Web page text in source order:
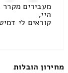
מעבירים מקרר
היי,
קוראים לי
מחירון הובלות